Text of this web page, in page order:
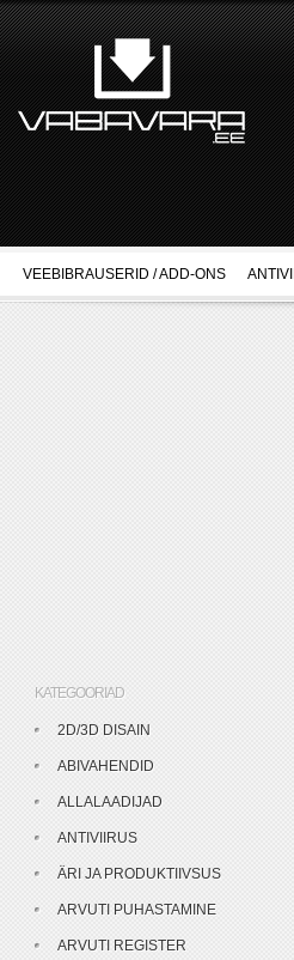
VEEBIBRAUSERID / ADD-ONS
KATEGOORIAD
2D/3D DISAIN
ABIVAHENDID
ALLALAADIJAD
ANTIVIIRUS
ÄRI JA PRODUKTIIVSUS
ARVUTI PUHASTAMINE
ARVUTI REGISTER